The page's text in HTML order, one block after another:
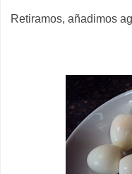
Retiramos, añadimos